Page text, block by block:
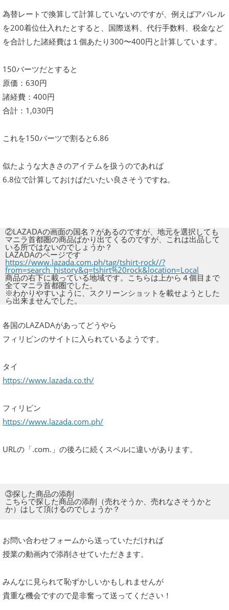
為替レートで換算して計算していないのですが、例えばアパレル
を200着位仕入れたとすると、国際送料、代行手数料、税金など
を合計した諸経費は１個あたり300〜400円と計算しています。
150バーツだとすると
原価：630円
諸経費：400円
合計：1,030円
これを150バーツで割ると6.86
似たような大きさのアイテムを扱うのであれば
6.8位で計算しておけばだいたい良さそうですね。
②LAZADAの画面の国名？があるのですが、地元を選択しても
マニラ首都圏の商品ばかり出てくるのですが、これは出品して
いる所ではないのでしょうか？
LAZADAのページです
https://www.lazada.com.ph/tag/tshirt-rock//?
from=search_history&q=tshirt%20rock&location=Local
商品の右下に載っている地域です。こちらは上から４個目まで
全てマニラ首都圏でした。
※わかりやすいように、スクリーンショットを載せようとした
ら出来ませんでした。
各国のLAZADAがあってどうやら
フィリピンのサイトに入られているようです。
タイ
https://www.lazada.co.th/
フィリピン
https://www.lazada.com.ph/
URLの「.com.」の後ろに続くスペルに違いがあります。
③探した商品の添削
こちらで探した商品の添削（売れそうか、売れなさそうかと
か）はして頂けるのでしょうか？
お問い合わせフォームから送っていただければ
授業の動画内で添削させていただきます。
みんなに見られて恥ずかしいかもしれませんが
貴重な機会ですので是非奮って送ってください！